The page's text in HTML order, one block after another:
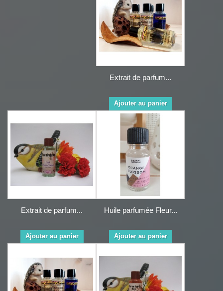
Extrait de parfum...
Ajouter au panier
Extrait de parfum...
Ajouter au panier
Huile parfumée Fleur...
Ajouter au panier